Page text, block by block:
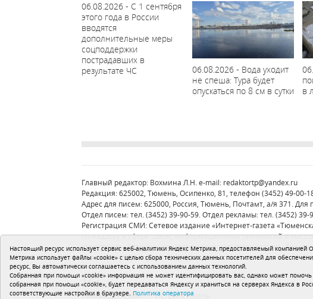
06.08.2026 - С 1 сентября
этого года в России
вводятся
дополнительные меры
соцподдержки
пострадавших в
результате ЧС
06.08.2026 - Вода уходит
не спеша: Тура будет
опускаться по 8 см в сутки
в
Главный редактор: Вохмина Л.Н. e-mail: redaktortp@yandex.ru
Редакция: 625002, Тюмень, Осипенко, 81, телефон (3452) 49-00-
Адрес для писем: 625000, Россия, Тюмень, Почтамт, а/я 371. Для
Отдел писем: тел. (3452) 39-90-59. Отдел рекламы: тел. (3452) 39-
Регистрация СМИ: Сетевое издание «Интернет-газета
по надзору в сфере связи, информационных технологий и
Учредитель: Автономная некоммерческая организация
Политика оператораУстав редакции
16+
Рекламодателям История газеты
Настоящий ресурс использует сервис веб-аналитики Яндекс Метрика, предоставляемый
Метрика использует файлы «cookie» с целью сбора технических данных посетителей для
ресурс, Вы автоматически соглашаетесь с использованием данных технологий.
Собранная при помощи «cookie» информация не может идентифицировать вас, однако может
собранная при помощи «cookie», будет передаваться Яндексу и храниться на серверах Яндекса в
соответствующие настройки в браузере. Политика оператора